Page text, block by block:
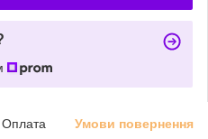
Оплата Умови повернення